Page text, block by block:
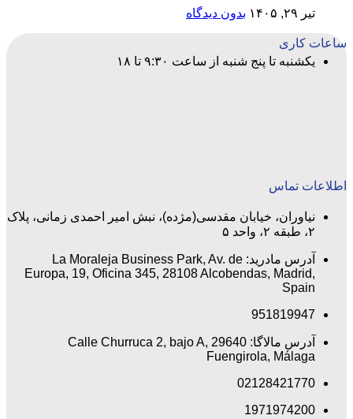
تیر ۲۹, ۱۴۰۵ بدون دیدگاه
ساعات کاری
یکشنبه تا پنج شنبه از ساعت ۹:۳۰ تا ۱۸
اطلاعات تماس
نیاوران، خیابان مقدسی(مژده)، نبش امیر احمدی زمانی، پلاک
۲، طبقه ۲، واحد ۵
آدرس مادرید: La Moraleja Business Park, Av. de
Europa, 19, Oficina 345, 28108 Alcobendas, Madrid,
Spain
951819947
آدرس مالاگا: Calle Churruca 2, bajo A, 29640
Fuengirola, Málaga
02128421770
1971974200